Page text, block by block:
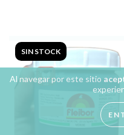
Al navegar por este sitio
SIN STOCK